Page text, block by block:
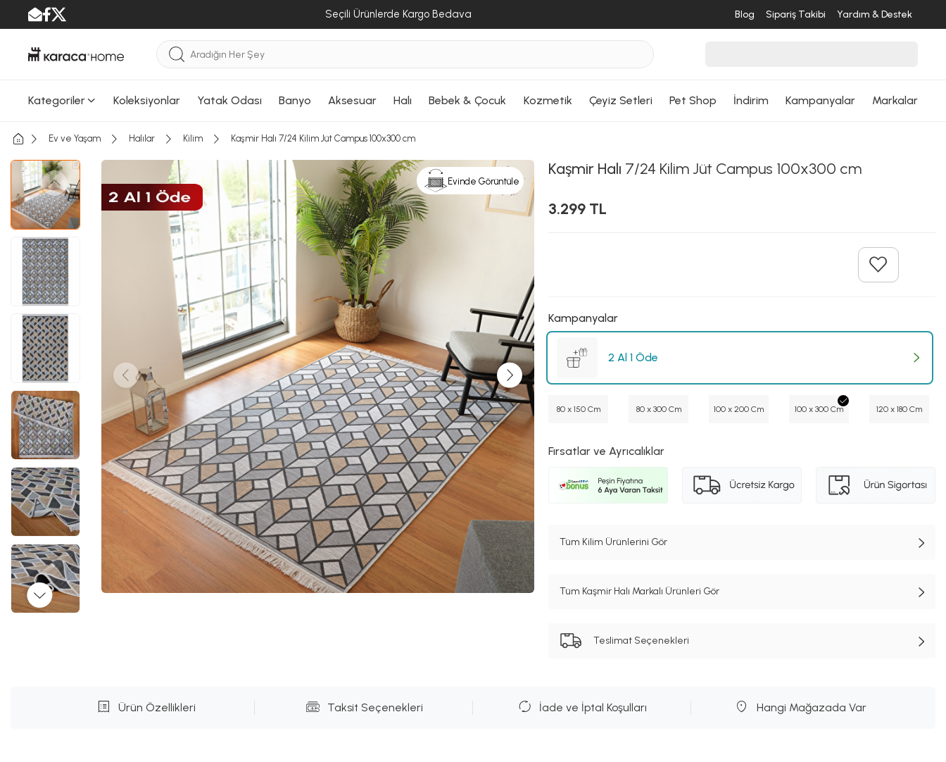
Seçili Ürünlerde Kargo Bedava Blog Sipariş Takibi Yardım & Destek
Kategoriler Koleksiyonlar Yatak Odası Banyo Aksesuar Halı Bebek & Çocuk Kozmetik Çeyiz Setleri Pet Shop İndirim Kampanyalar Markalar
Ev ve Yaşam Halılar Kilim Kaşmir Halı 7/24 Kilim Jüt Campus 100x300 cm
Evinde Görüntüle
Kaşmir Halı 7/24 Kilim Jüt Campus 100x300 cm
3.299 TL
Kampanyalar
2 Al 1 Öde
80 x 150 Cm 80 x 300 Cm 100 x 200 Cm 100 x 300 Cm 120 x 180 Cm
Fırsatlar ve Ayrıcalıklar
Tüm Kilim Ürünlerini Gör
Tüm Kaşmir Halı Markalı Ürünleri Gör
Teslimat Seçenekleri
Ürün Özellikleri Taksit Seçenekleri İade ve İptal Koşulları Hangi Mağazada Var